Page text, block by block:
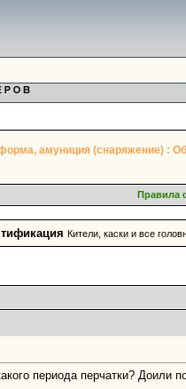
амуниция (снаряжение) :
Правила
Кители, каски и все
периода перчатки? Доили